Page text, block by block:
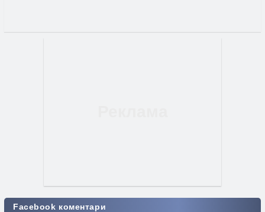
Facebook коментари